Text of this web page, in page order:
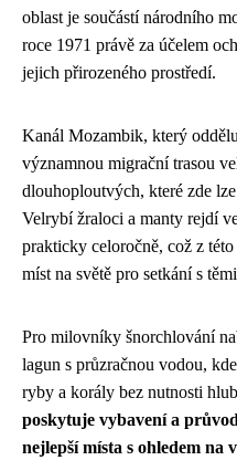
oblast je součástí národního
roce 1971 právě za účelem
jejich přirozeného prostředí.
Kanál Mozambik, který
významnou migrační trasou
dlouhoploutvých, které zde
Velrybí žraloci a manty rejdí
prakticky celoročně, což z
míst na světě pro setkání s
Pro milovníky šnorchlování
lagun s průzračnou vodou,
ryby a korály bez nutnosti
poskytuje vybavení a
nejlepší místa s ohledem na